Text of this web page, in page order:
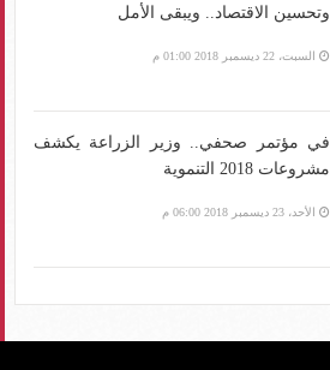
وتحسين الاقتصاد.. ويبقى الأمل
السبت، 22 ديسمبر 2018 01:00 م
في مؤتمر صحفي.. وزير الزراعة يكشف
مشروعات 2018 التنموية
الأحد، 23 ديسمبر 2018 06:00 م